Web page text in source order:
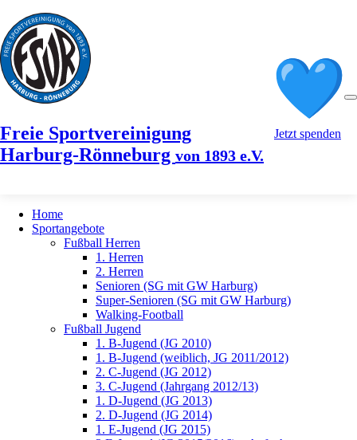
Freie Sportvereinigung
Harburg-Rönneburg von 1893 e.V.
Jetzt spenden
Home
Sportangebote
Fußball Herren
1. Herren
2. Herren
Senioren (SG mit GW Harburg)
Super-Senioren (SG mit GW Harburg)
Walking-Football
Fußball Jugend
1. B-Jugend (JG 2010)
1. B-Jugend (weiblich, JG 2011/2012)
2. C-Jugend (JG 2012)
3. C-Jugend (Jahrgang 2012/13)
1. D-Jugend (JG 2013)
2. D-Jugend (JG 2014)
1. E-Jugend (JG 2015)